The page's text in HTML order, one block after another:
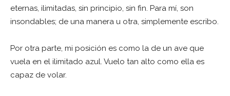
eternas, ilimitadas, sin principio, sin fin. Para mí, son
insondables; de una manera u otra, simplemente escribo.
Por otra parte, mi posición es como la de un ave que
vuela en el ilimitado azul. Vuelo tan alto como ella es
capaz de volar.